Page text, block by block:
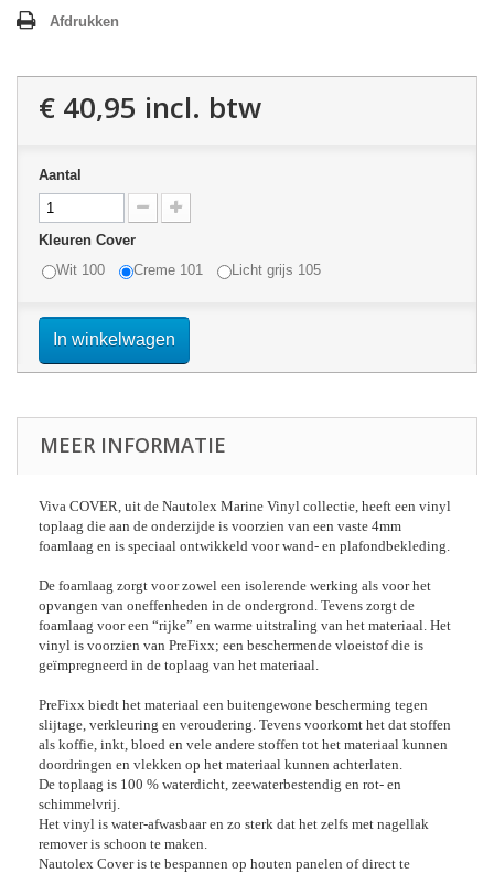
Afdrukken
€ 40,95 incl. btw
Aantal
Kleuren Cover
Wit 100
Creme 101 Licht grijs 105
In winkelwagen
MEER INFORMATIE
Viva COVER, uit de Nautolex Marine Vinyl collectie, heeft een vinyl
toplaag die aan de onderzijde is voorzien van een vaste 4mm
foamlaag en is speciaal ontwikkeld voor wand- en plafondbekleding.
De foamlaag zorgt voor zowel een isolerende werking als voor het
opvangen van oneffenheden in de ondergrond. Tevens zorgt de
foamlaag voor een “rijke” en warme uitstraling van het materiaal. Het
vinyl is voorzien van PreFixx; een beschermende vloeistof die is
geïmpregneerd in de toplaag van het materiaal.
PreFixx biedt het materiaal een buitengewone bescherming tegen
slijtage, verkleuring en veroudering. Tevens voorkomt het dat stoffen
als koffie, inkt, bloed en vele andere stoffen tot het materiaal kunnen
doordringen en vlekken op het materiaal kunnen achterlaten.
De toplaag is 100 % waterdicht, zeewaterbestendig en rot- en
schimmelvrij.
Het vinyl is water-afwasbaar en zo sterk dat het zelfs met nagellak
remover is schoon te maken.
Nautolex Cover is te bespannen op houten panelen of direct te